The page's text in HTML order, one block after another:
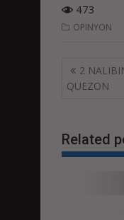
473
OPINYON
Post
2
QUEZON
Related